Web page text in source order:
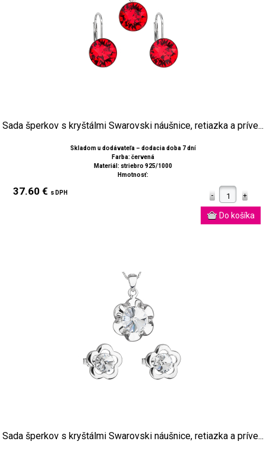
Sada šperkov s kryštálmi Swarovski náušnice, retiazka a príve...
Skladom u dodávateľa – dodacia doba 7 dní
Farba: červená
Materiál: striebro 925/1000
Hmotnosť:
37.60 € s DPH
Sada šperkov s kryštálmi Swarovski náušnice, retiazka a príve...